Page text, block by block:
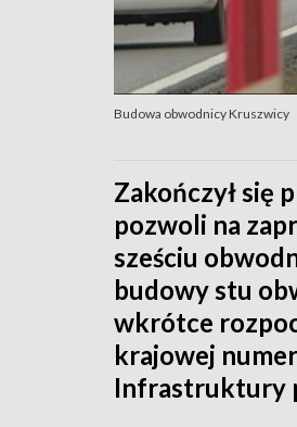
Budowa obwodnicy Kruszwicy
Zakończył się
pozwoli na
sześciu
budowy stu
wkrótce
krajowej
Infrastruktury